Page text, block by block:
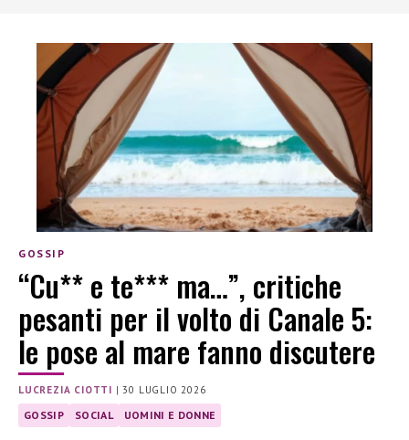
GOSSIP
“Cu** e te*** ma…”, critiche
pesanti per il volto di Canale 5:
le pose al mare fanno discutere
LUCREZIA CIOTTI |30 LUGLIO 2026
GOSSIP SOCIAL UOMINI E DONNE